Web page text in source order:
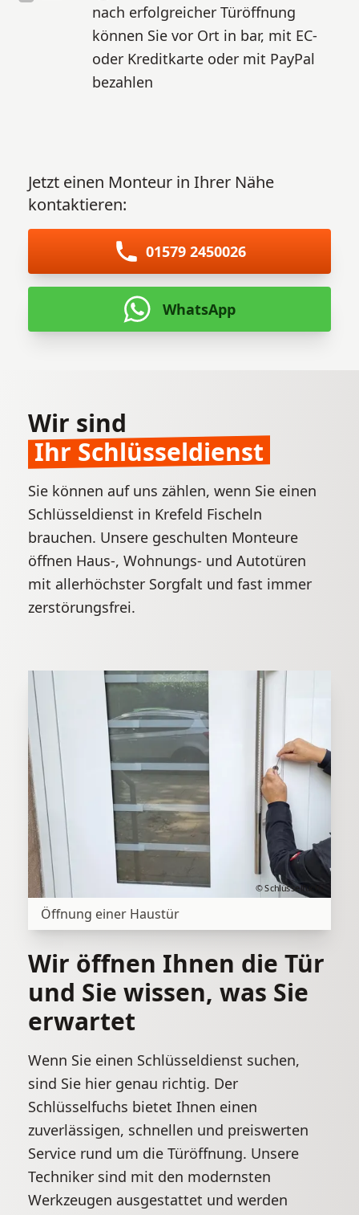
nach erfolgreicher Türöffnung
können Sie vor Ort in bar, mit EC-
oder Kreditkarte oder mit PayPal
bezahlen
Jetzt einen Monteur in Ihrer Nähe
kontaktieren:
01579 2450026
WhatsApp
Wir sind
Ihr Schlüsseldienst
Sie können auf uns zählen, wenn Sie einen
Schlüsseldienst in Krefeld Fischeln
brauchen. Unsere geschulten Monteure
öffnen Haus-, Wohnungs- und Autotüren
mit allerhöchster Sorgfalt und fast immer
zerstörungsfrei.
© Schlüsselfuchs
Öffnung einer Haustür
Wir öffnen Ihnen die Tür
und Sie wissen, was Sie
erwartet
Wenn Sie einen Schlüsseldienst suchen,
sind Sie hier genau richtig. Der
Schlüsselfuchs bietet Ihnen einen
zuverlässigen, schnellen und preiswerten
Service rund um die Türöffnung. Unsere
Techniker sind mit den modernsten
Werkzeugen ausgestattet und werden